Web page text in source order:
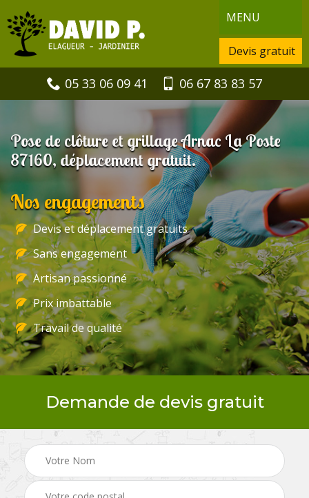
MENU
Devis gratuit
05 33 06 09 41 06 67 83 83 57
Pose de clôture et grillage Arnac La Poste
87160, déplacement gratuit.
Nos engagements
Devis et déplacement gratuits
Sans engagement
Artisan passionné
Prix imbattable
Travail de qualité
Demande de devis gratuit